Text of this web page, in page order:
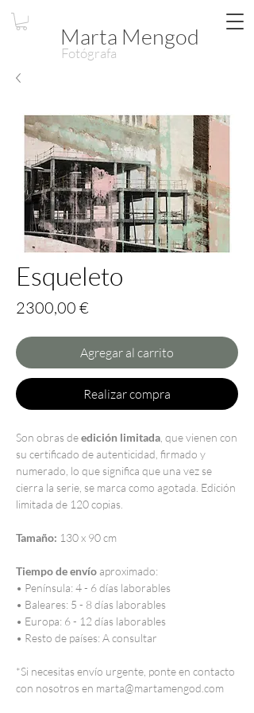
Marta Mengod
Fotógrafa
Esqueleto
2300,00 €
Agregar al carrito
Realizar compra
Son obras deedición limitada , que vienen con
su certificado de autenticidad, firmado y
numerado, lo que significa que una vez se
cierra la serie, se marca como agotada. Edición
limitada de 120 copias.
Tamaño: 130 x 90 cm
Tiempo de envío aproximado:
• Península: 4 - 6 días laborables
• Baleares: 5 - 8 días laborables
• Europa: 6 - 12 días laborables
• Resto de países: A consultar
*Si necesitas envío urgente, ponte en contacto
con nosotros en marta@martamengod.com